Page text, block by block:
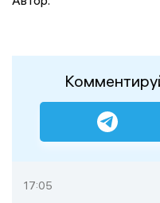
17:05